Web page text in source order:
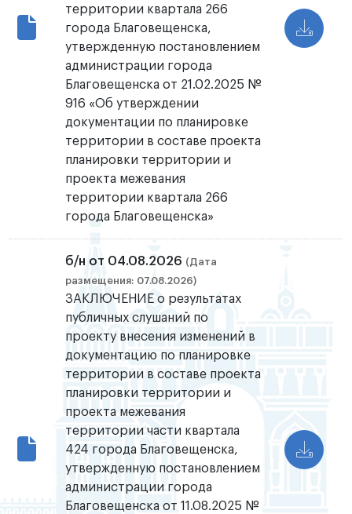
территории квартала 266
города Благовещенска,
утвержденную постановлением
администрации города
Благовещенска от 21.02.2025 №
916 «Об утверждении
документации по планировке
территории в составе проекта
планировки территории и
проекта межевания
территории квартала 266
города Благовещенска»
б/н от 04.08.2026 (Дата
размещения: 07.08.2026)
ЗАКЛЮЧЕНИЕ о результатах
публичных слушаний по
проекту внесения изменений в
документацию по планировке
территории в составе проекта
планировки территории и
проекта межевания
территории части квартала
424 города Благовещенска,
утвержденную постановлением
администрации города
Благовещенска от 11.08.2025 №